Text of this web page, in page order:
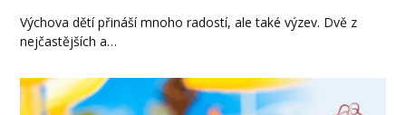
Výchova dětí přináší mnoho radostí, ale také výzev. Dvě z
nejčastějších a…